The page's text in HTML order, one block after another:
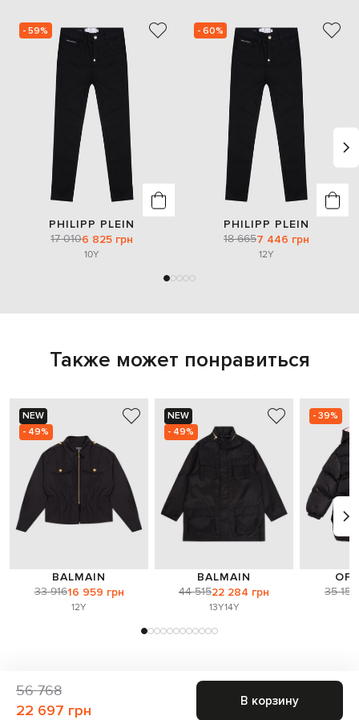
- 59%
PHILIPP PLEIN
17 0106 825 грн
10Y
- 60%
PHILIPP PLEIN
18 6657 446 грн
12Y
Также может понравиться
NEW
- 49%
BALMAIN
33 91616 959 грн
12Y
NEW
- 49%
BALMAIN
44 51522 284 грн
13Y14Y
- 39%
35 156
56 768
22 697 грн
В корзину